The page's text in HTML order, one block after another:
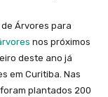
Árvores para
nos próximos
deste ano já
em Curitiba. Nas
plantados 200